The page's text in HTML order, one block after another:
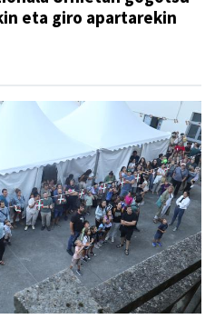
eta giro apartarekin